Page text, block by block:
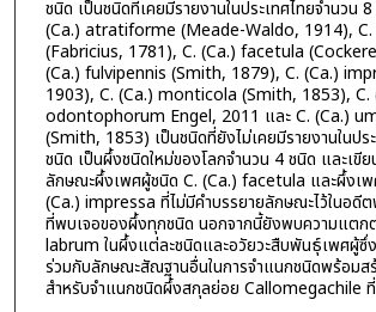
ชนิด เป็นชนิดที่เคยมีรายงานในประเทศไทยจำนวน
(Ca.) atratiforme (Meade-Waldo, 1914),
(Fabricius, 1781), C. (Ca.) facetula
(Ca.) fulvipennis (Smith, 1879), C. (Ca.)
1903), C. (Ca.) monticola (Smith, 1853), C.
odontophorum Engel, 2011 และ C. (Ca.)
(Smith, 1853) เป็นชนิดที่ยังไม่เคยมีรายงานในปร
ชนิด เป็นผึ้งชนิดใหม่ของโลกจำนวน 4 ชนิด และเขีย
ลักษณะผึ้งเพศผู้ชนิด C. (Ca.) facetula และผึ้งเพ
(Ca.) impressa ที่ไม่มีคำบรรยายลักษณะไว้ในอดี
ที่พบเจอของผึ้งทุกชนิด นอกจากนี้ยังพบความแต
labrum ในผึ้งแต่ละชนิดและอวัยวะสืบพันธุ์เพศผู้ซึ่ง
ร่วมกับลักษณะสัณฐานอื่นในการจำแนกชนิดพร้อมส
สำหรับจำแนกชนิดผึ้งสกุลย่อย Callomegachile ที่